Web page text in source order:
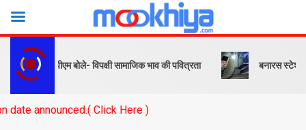
संदेश… पीएम बोले- विपक्षी सामाजिक भाव की पवित्रता बनारस स्टेशन के
Click Here )